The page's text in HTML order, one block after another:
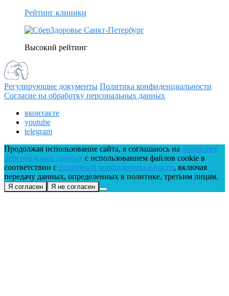
Рейтинг клиники
Высокий рейтинг
Регулирующие документы Политика конфиденциальности
Согласие на обработку персональных данных
вконтакте
youtube
telegram
Продолжая использование сайта, я соглашаюсь на обработку
персональных данных с использованием файлов cookie в
соответствии с политикой конфиденциальности, включая
передачу данных, определенных в политике, третьим лицам.
Я согласен Я не согласен